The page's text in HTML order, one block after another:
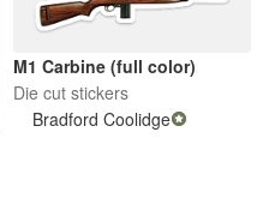
M1 Carbine (full color)
Die cut stickers
Bradford Coolidge